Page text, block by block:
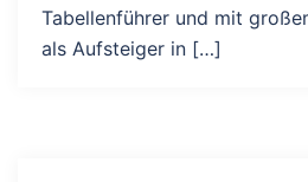
Tabellenführer und mit
als Aufsteiger in […]